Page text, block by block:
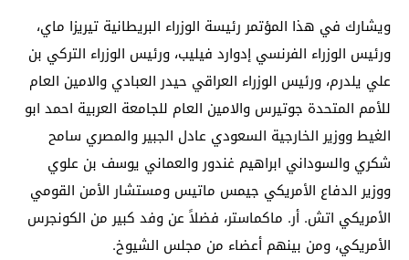
ويشارك في هذا المؤتمر رئيسة الوزراء البريطانية تيريزا ماي،
ورئيس الوزراء الفرنسي إدوارد فيليب، ورئيس الوزراء التركي بن
علي يلدرم، ورئيس الوزراء العراقي حيدر العبادي والامين العام
للأمم المتحدة جوتيرس والامين العام للجامعة العربية احمد ابو
الغيط ووزير الخارجية السعودي عادل الجبير والمصري سامح
شكري والسوداني ابراهيم غندور والعماني يوسف بن علوي
ووزير الدفاع الأمريكي جيمس ماتيس ومستشار الأمن القومي
الأمريكي اتش. أر. ماكماستر، فضلاً عن وفد كبير من الكونجرس
الأمريكي، ومن بينهم أعضاء من مجلس الشيوخ.